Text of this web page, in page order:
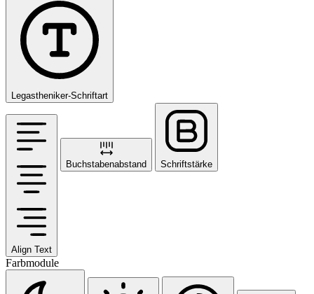
Legastheniker-Schriftart
Align Text
Buchstabenabstand Schriftstärke
Farbmodule